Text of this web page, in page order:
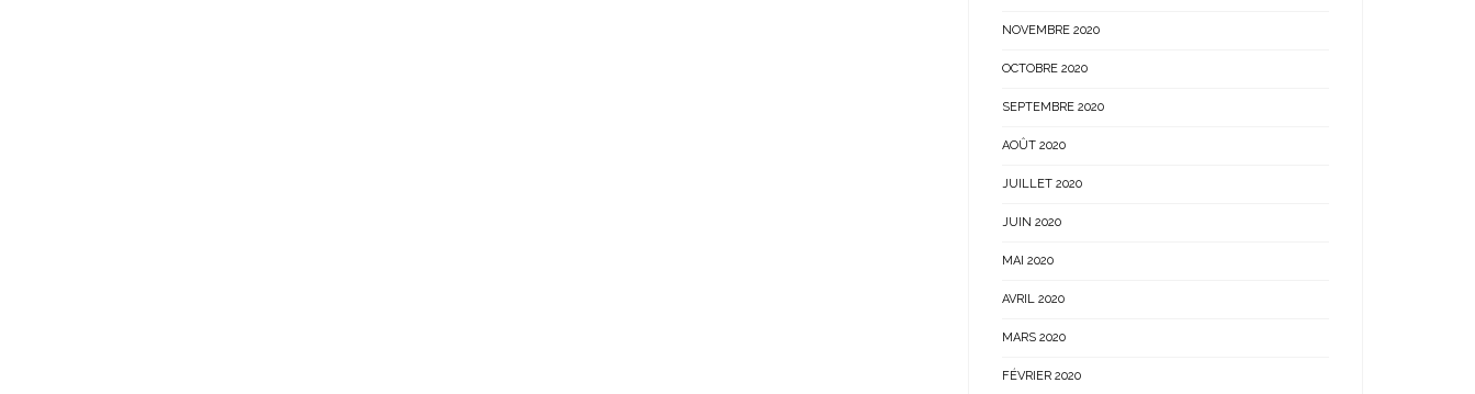
NOVEMBRE 2020
OCTOBRE 2020
SEPTEMBRE 2020
AOÛT 2020
JUILLET 2020
JUIN 2020
MAI 2020
AVRIL 2020
MARS 2020
FÉVRIER 2020